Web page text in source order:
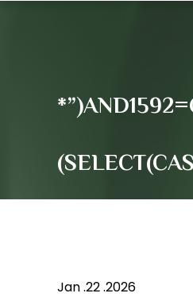
Jan .22 .2026